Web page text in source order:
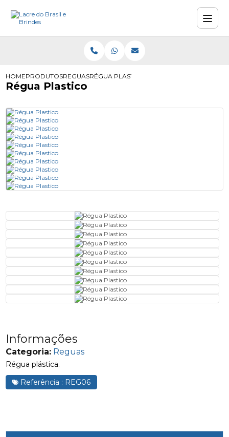
HOMEPRODUTOSREGUASRÉGUA PLASTICO
Régua Plastico
Informações
Categoria: Reguas
Régua plástica.
Referência : REG06